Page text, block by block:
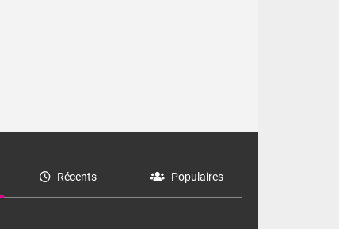
Récents Populaires